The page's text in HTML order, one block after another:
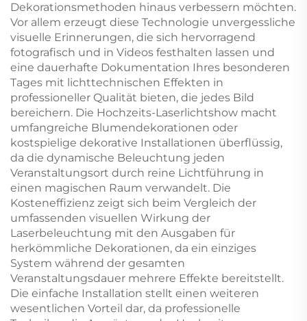
Dekorationsmethoden hinaus verbessern möchten.
Vor allem erzeugt diese Technologie unvergessliche
visuelle Erinnerungen, die sich hervorragend
fotografisch und in Videos festhalten lassen und
eine dauerhafte Dokumentation Ihres besonderen
Tages mit lichttechnischen Effekten in
professioneller Qualität bieten, die jedes Bild
bereichern. Die Hochzeits-Laserlichtshow macht
umfangreiche Blumendekorationen oder
kostspielige dekorative Installationen überflüssig,
da die dynamische Beleuchtung jeden
Veranstaltungsort durch reine Lichtführung in
einen magischen Raum verwandelt. Die
Kosteneffizienz zeigt sich beim Vergleich der
umfassenden visuellen Wirkung der
Laserbeleuchtung mit den Ausgaben für
herkömmliche Dekorationen, da ein einziges
System während der gesamten
Veranstaltungsdauer mehrere Effekte bereitstellt.
Die einfache Installation stellt einen weiteren
wesentlichen Vorteil dar, da professionelle